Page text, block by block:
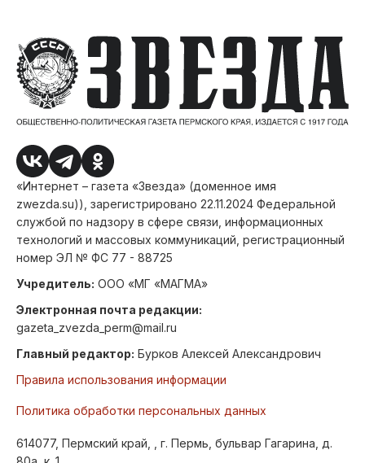
«Интернет – газета «Звезда» (доменное имя
zwezda.su)), зарегистрировано 22.11.2024 Федеральной
службой по надзору в сфере связи, информационных
технологий и массовых коммуникаций, регистрационный
номер ЭЛ № ФС 77 - 88725
Учредитель: ООО «МГ «МАГМА»
Электронная почта редакции:
gazeta_zvezda_perm@mail.ru
Главный редактор: Бурков Алексей Александрович
Правила использования информации
Политика обработки персональных данных
614077, Пермский край, , г. Пермь, бульвар Гагарина, д.